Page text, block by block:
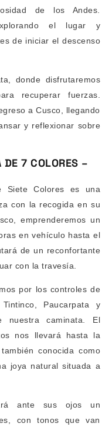
de los Andes.
el lugar y
de iniciar el descenso
donde disfrutaremos
recuperar fuerzas.
a Cusco, llegando
y reflexionar sobre
7 COLORES –
Siete Colores es una
con la recogida en su
emprenderemos un
en vehículo hasta el
de un reconfortante
con la travesía.
por los controles de
Paucarpata y
nuestra caminata. El
nos llevará hasta la
conocida como
joya natural situada a
ante sus ojos un
con tonos que van